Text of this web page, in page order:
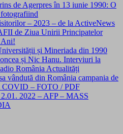
de Agerpres în 13 iunie 1990: O
– 2023 – de la ActiveNews
de Ziua Unirii Principatelor
Ani!
și Mineriada din 1990
și Nic Hanu. Interviuri la
România Actualități
vândută din România campania de
COVID – FOTO / PDF
2022 – AFP – MASS